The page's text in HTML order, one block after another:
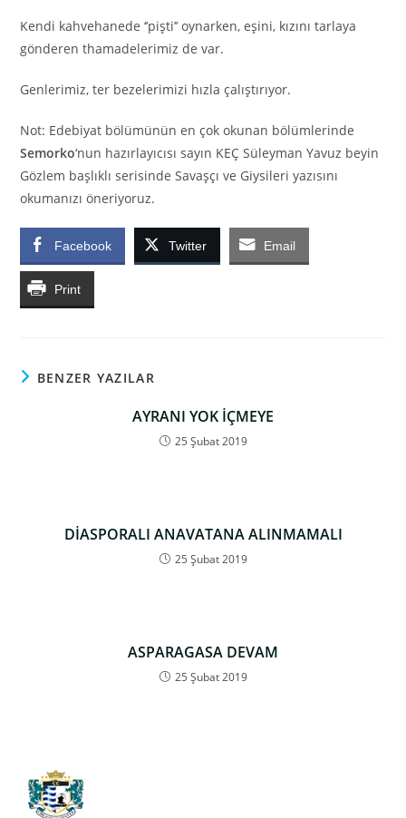
Kendi kahvehanede ‘’pişti’’ oynarken, eşini, kızını tarlaya
gönderen thamadelerimiz de var.
Genlerimiz, ter bezelerimizi hızla çalıştırıyor.
Not: Edebiyat bölümünün en çok okunan bölümlerinde
Semorko‘nun hazırlayıcısı sayın KEÇ Süleyman Yavuz beyin
Gözlem başlıklı serisinde Savaşçı ve Giysileri yazısını
okumanızı öneriyoruz.
Facebook Twitter Email
Print
BENZER YAZILAR
AYRANI YOK İÇMEYE
25 Şubat 2019
DİASPORALI ANAVATANA ALINMAMALI
25 Şubat 2019
ASPARAGASA DEVAM
25 Şubat 2019